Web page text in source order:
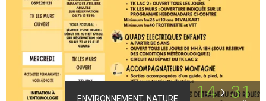
ENVIRONNEMENT, NATURE 14 31